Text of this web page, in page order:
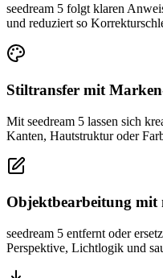
seedream 5 folgt klaren
und reduziert so
Stiltransfer mit
Mit seedream 5 lassen sich
Kanten, Hautstruktur oder
Objektbearbeitung mit
seedream 5 entfernt oder
Perspektive, Lichtlogik und